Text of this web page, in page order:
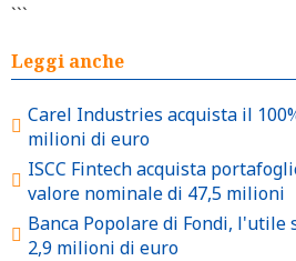
```
Leggi anche
Carel Industries acquista il
milioni di euro
ISCC Fintech acquista
valore nominale di 47,5 milioni
Banca Popolare di Fondi, l'utile
2,9 milioni di euro